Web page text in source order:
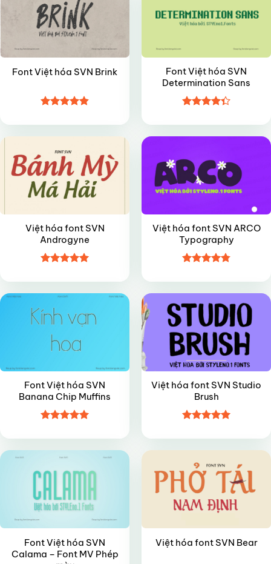
Font Việt hóa SVN Brink
hạng4.85
Font Việt hóa SVN
Determination Sans
hạng4.35
5 sao
Việt hóa font SVN
Androgyne
hạng55
sao
Việt hóa font SVN ARCO
Typography
hạng4.85
sao
Font Việt hóa SVN
Banana Chip Muffins
hạng4.95
5 sao
Việt hóa font SVN Studio
Brush
hạng55
Font Việt hóa SVN
Calama – Font MV Phép
Việt hóa font SVN Bear